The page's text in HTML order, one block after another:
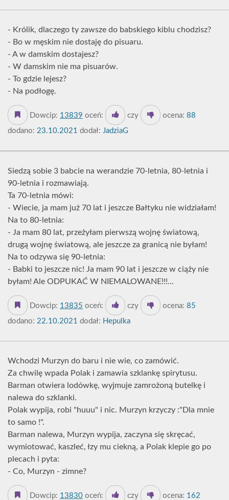
- Królik, dlaczego ty zawsze do babskiego kiblu chodzisz?
- Bo w męskim nie dostaję do pisuaru.
- A w damskim dostajesz?
- W damskim nie ma pisuarów.
- To gdzie lejesz?
- Na podłogę.
Dowcip: 13839 oceń: czy ocena: 88
dodano: 23.10.2021 dodał: JadziaG
Siedzą sobie 3 babcie na werandzie 70-letnia, 80-letnia i
90-letnia i rozmawiają.
Ta 70-letnia mówi:
- Wiecie, ja mam już 70 lat i jeszcze Bałtyku nie widziałam!
Na to 80-letnia:
- Ja mam 80 lat, przeżyłam pierwszą wojnę światową,
drugą wojnę światową, ale jeszcze za granicą nie byłam!
Na to odzywa się 90-letnia:
- Babki to jeszcze nic! Ja mam 90 lat i jeszcze w ciąży nie
byłam! Ale ODPUKAĆ W NIEMALOWANE!!!...
Dowcip: 13835 oceń: czy ocena: 85
dodano: 22.10.2021 dodał: Hepulka
Wchodzi Murzyn do baru i nie wie, co zamówić.
Za chwilę wpada Polak i zamawia szklankę spirytusu.
Barman otwiera lodówkę, wyjmuje zamrożoną butelkę i
nalewa do szklanki.
Polak wypija, robi "huuu" i nic. Murzyn krzyczy :"Dla mnie
to samo !".
Barman nalewa, Murzyn wypija, zaczyna się skręcać,
wymiotować, kaszleć, łzy mu ciekną, a Polak klepie go po
plecach i pyta:
- Co, Murzyn - zimne?
Dowcip: 13830 oceń: czy ocena: 162